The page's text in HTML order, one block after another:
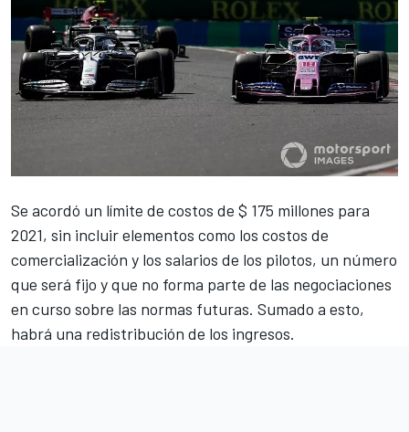
Se acordó un límite de costos de $ 175 millones para
2021, sin incluir elementos como los costos de
comercialización y los salarios de los pilotos, un número
que será fijo y que no forma parte de las negociaciones
en curso sobre las normas futuras. Sumado a esto,
habrá una redistribución de los ingresos.